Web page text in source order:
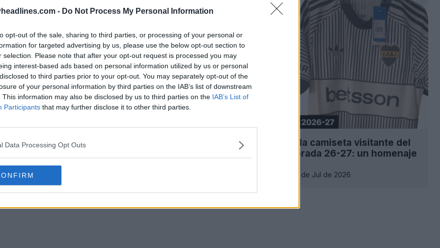
- Do Not Process My Personal Information
opt-out of the sale, sharing to third parties, or processing of your personal or
for targeted advertising by us, please use the below opt-out section to
selection. Please note that after your opt-out request is processed you may
interest-based ads based on personal information utilized by us or personal
to third parties prior to your opt-out. You may separately opt-out of the
of your personal information by third parties on the IAB’s list of downstream
This information may also be disclosed by us to third parties on the IAB’s List of
Participants that may further disclose it to other third parties.
Data Processing Opt Outs
local del River Plate 26-27
Se produce la filtración de la camiseta visitante del
Boca Juniors para la temporada 26-27: un homenaje
24 de Jul de 2026